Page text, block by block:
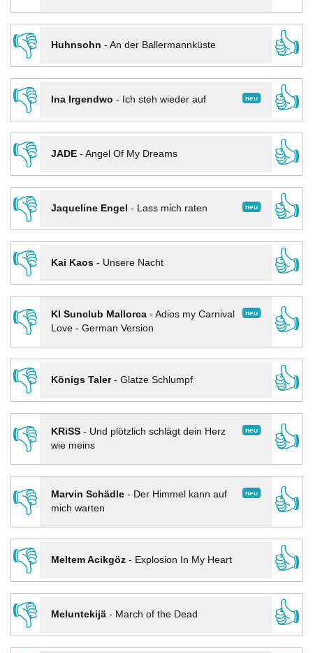
👎
Huhnsohn - An der Ballermannküste
👍
👎
neu
Ina Irgendwo - Ich steh wieder auf
👍
👎
JADE- Angel Of My Dreams
👍
👎
neu
Jaqueline Engel - Lass mich raten
👍
👎
Kai Kaos- Unsere Nacht
👍
👎
neu
KI Sunclub Mallorca- Adios my Carnival
Love - German Version
👍
👎
Königs Taler- Glatze Schlumpf
👍
👎
neu
KRiSS- Und plötzlich schlägt dein Herz
wie meins
👍
👎 neu
Marvin Schädle- Der Himmel kann auf
mich warten
👍
👎
Meltem Acikgöz- Explosion In My Heart
👍
👎
Meluntekijä- March of the Dead
👍